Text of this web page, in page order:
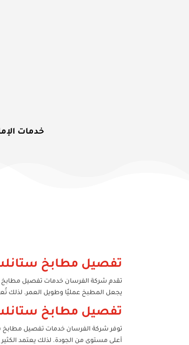
خدمات
تفصيل مطابخ
تقدم شركة الفرسان خدمات تفصيل مطابخ
يجعل المطبخ عمليًا وطويل العمر. لذلك
تفصيل مطابخ
توفر شركة الفرسان خدمات تفصيل مطابخ
أعلى مستوى من الجودة. لذلك يعتمد